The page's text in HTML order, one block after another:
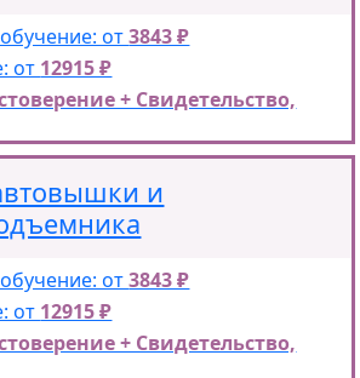
от3843 ₽
от 12915 ₽
+ Свидетельство,
и
от3843 ₽
от 12915 ₽
+ Свидетельство,